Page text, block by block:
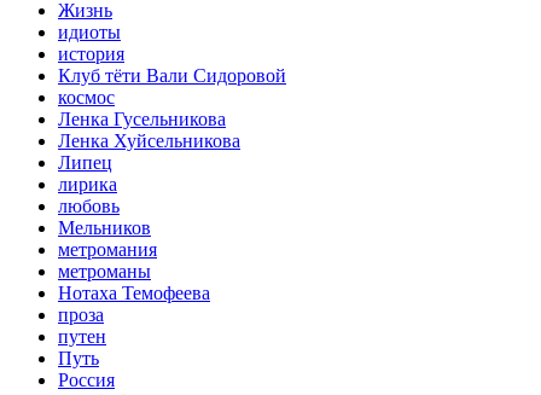
Жизнь
идиоты
история
Клуб тёти Вали Сидоровой
космос
Ленка Гусельникова
Ленка Хуйсельникова
Липец
лирика
любовь
Мельников
метромания
метроманы
Нотаха Темофеева
проза
путен
Путь
Россия